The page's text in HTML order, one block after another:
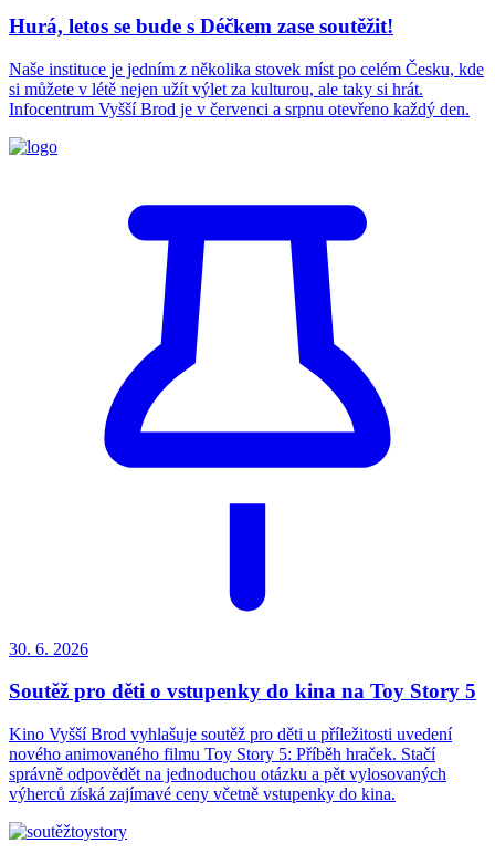
Hurá, letos se bude s Déčkem zase soutěžit!
Naše instituce je jedním z několika stovek míst po celém Česku, kde
si můžete v létě nejen užít výlet za kulturou, ale taky si hrát.
Infocentrum Vyšší Brod je v červenci a srpnu otevřeno každý den.
30. 6. 2026
Soutěž pro děti o vstupenky do kina na Toy Story 5
Kino Vyšší Brod vyhlašuje soutěž pro děti u příležitosti uvedení
nového animovaného filmu Toy Story 5: Příběh hraček. Stačí
správně odpovědět na jednoduchou otázku a pět vylosovaných
výherců získá zajímavé ceny včetně vstupenky do kina.